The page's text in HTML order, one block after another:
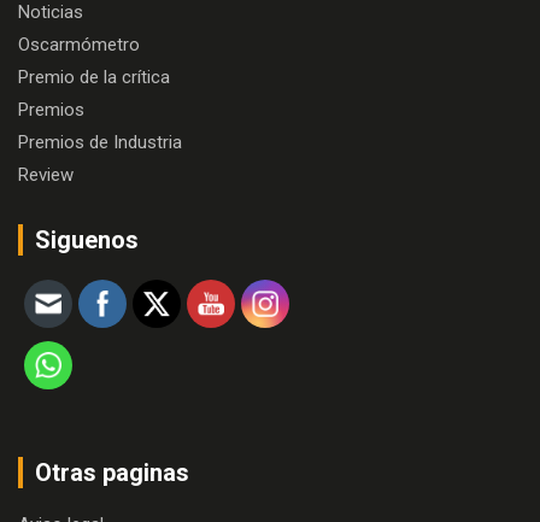
Noticias
Oscarmómetro
Premio de la crítica
Premios
Premios de Industria
Review
Siguenos
Otras paginas